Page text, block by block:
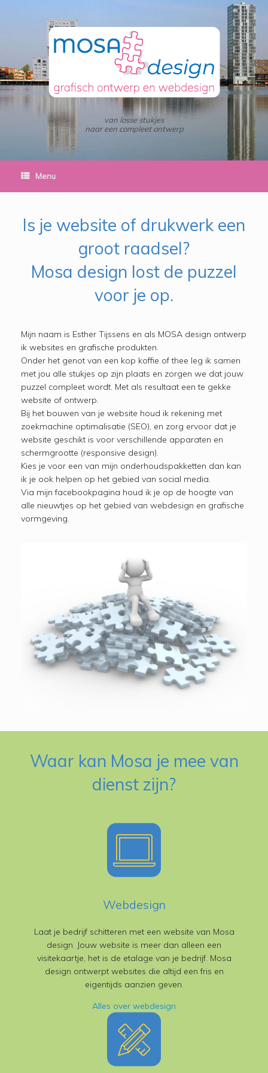
van losse stukjes
naar een compleet ontwerp
Menu
Is je website of drukwerk een
groot raadsel?
Mosa design lost de puzzel
voor je op.
Mijn naam is Esther Tijssens en als MOSA design ontwerp
ik websites en grafische produkten.
Onder het genot van een kop koffie of thee leg ik samen
met jou alle stukjes op zijn plaats en zorgen we dat jouw
puzzel compleet wordt. Met als resultaat een te gekke
website of ontwerp.
Bij het bouwen van je website houd ik rekening met
zoekmachine optimalisatie (SEO), en zorg ervoor dat je
website geschikt is voor verschillende apparaten en
schermgrootte (responsive design).
Kies je voor een van mijn onderhouds­pakketten dan kan
ik je ook helpen op het gebied van social media.
Via mijn facebook­pagina houd ik je op de hoogte van
alle nieuwtjes op het gebied van webdesign en grafische
vormgeving.
Waar kan Mosa je mee van
dienst zijn?
Webdesign
Laat je bedrijf schitteren met een website van Mosa
design. Jouw website is meer dan alleen een
visitekaartje, het is de etalage van je bedrijf. Mosa
design ontwerpt websites die altijd een fris en
eigentijds aanzien geven.
Alles over webdesign